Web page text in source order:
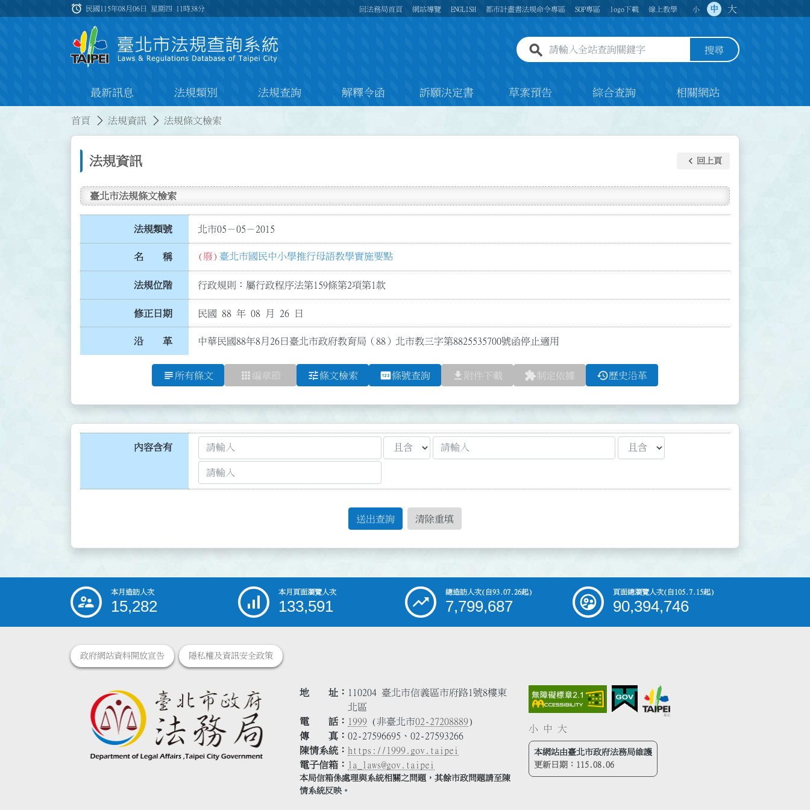
:::
alarm 民國115年08月06日 星期四 11時38分 回法務局首頁 網站導覽 ENGLISH 都市計畫書法規命令專區 SOP專區 logo下載 線上教學 小 中 大
全站查詢關鍵字欄位 搜尋
最新訊息 法規類別 法規查詢 解釋令函 訴願決定書 草案預告 綜合查詢 相關網站
首頁 法規資訊 法規條文檢索
法規資訊 keyboard_arrow_left 回上頁
臺北市法規條文檢索
法規類號 北市05－05－2015
名 稱 (廢) 臺北市國民中小學推行母語教學實施要點
法規位階 行政規則：屬行政程序法第159條第2項第1款
修正日期 民國 88 年 08 月 26 日
沿 革 中華民國88年8月26日臺北市政府教育局（88）北市教三字第8825535700號函停止適用
subject 所有條文 apps 編章節 tune條文檢索 pin條號查詢 file_download 附件下載 extension制定依據 history歷史沿革
內容含有
送出查詢 清除重填
::: 本月造訪人次
15,282
本月頁面瀏覽人次
133,591
總造訪人次(自93.07.26起)
7,799,687
頁面總瀏覽人次(自105.7.15起)
90,394,746
政府網站資料開放宣告 隱私權及資訊安全政策
地 址
110204 臺北市信義區市府路1號8樓東
北區
電 話
1999 (非臺北市02-27208889)
傳 真
02-27596695、02-27593266
陳情系統
https://1999.gov.taipei
電子信箱
la_laws@gov.taipei
本局信箱係處理與系統相關之問題，其餘市政問題請至陳
情系統反映。
小 中 大
本網站由臺北市政府法務局維護
更新日期： 115.08.06